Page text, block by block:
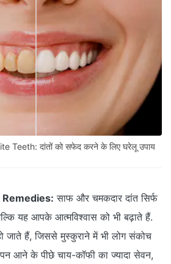
Teeth: दांतों को सफेद करने के लिए घरेलू उपाय
साफ और चमकदार दांत सिर्फ
यह आपके आत्मविश्वास को भी बढ़ाते हैं.
जाते हैं, जिससे मुस्कुराने में भी लोग संकोच
आने के पीछे चाय-कॉफी का ज्यादा सेवन,